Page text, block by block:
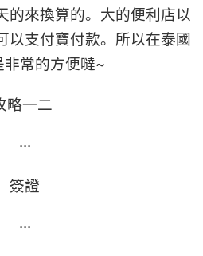
的來換算的。大的便利店以
以支付寶付款。所以在泰國
非常的方便噠~
···
簽證
···